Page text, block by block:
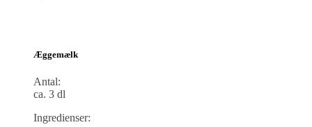
Æggemælk
Antal:
ca. 3 dl
Ingredienser: